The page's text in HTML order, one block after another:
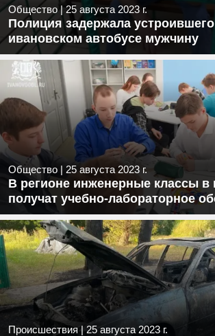
Общество|25 августа 2023 г.
Полиция задержала
ивановском автобусе мужчину
Общество | 25 августа 2023 г.
В регионе инженерные классы в
получат учебно-лабораторное
Происшествия|25 августа 2023 г.